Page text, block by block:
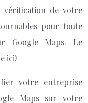
vérification de votre
pour toute
Google Maps. Le
ici!
votre entreprise
Maps sur votre